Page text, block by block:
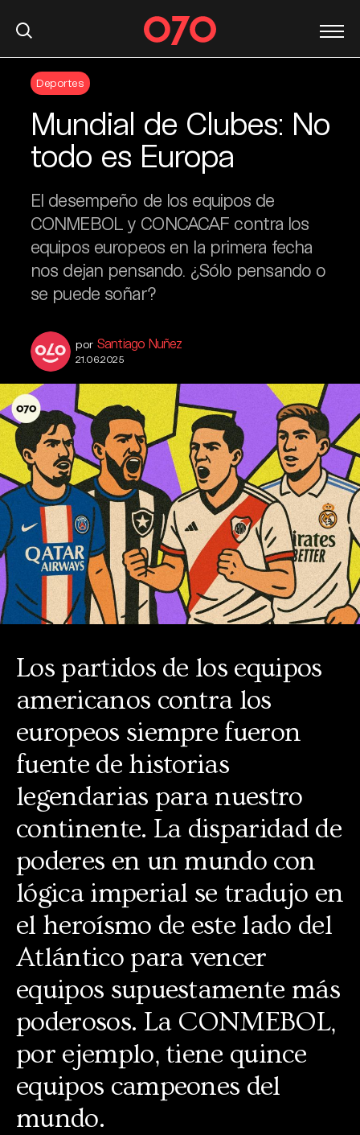
Deportes
Mundial de Clubes: No
todo es Europa
El desempeño de los equipos de
CONMEBOL y CONCACAF contra los
equipos europeos en la primera fecha
nos dejan pensando. ¿Sólo pensando o
se puede soñar?
por Santiago Nuñez
21.06.2025
Los partidos de los equipos
americanos contra los
europeos siempre fueron
fuente de historias
legendarias para nuestro
continente. La disparidad de
poderes en un mundo con
lógica imperial se tradujo en
el heroísmo de este lado del
Atlántico para vencer
equipos supuestamente más
poderosos. La CONMEBOL,
por ejemplo, tiene quince
equipos campeones del
mundo.